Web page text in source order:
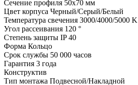
Сечение профиля 50х70 мм
Цвет корпуса Черный/Серый/Белый
Температура свечения 3000/4000/5000 K
Угол рассеивания 120 °
Степень защиты IP 40
Форма Кольцо
Срок службы 50 000 часов
Гарантия 3 года
Конструктив
Тип монтажа Подвесной/Накладной